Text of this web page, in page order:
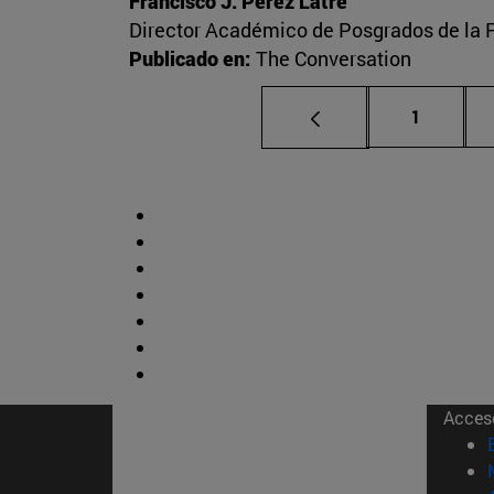
Director Académico de Posgrados de la
Publicado en: The Conversation
Página
1